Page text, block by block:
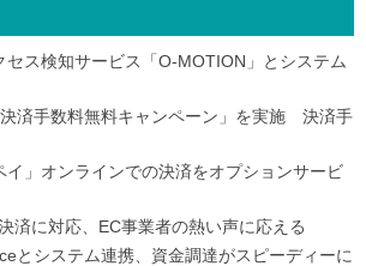
ス検知サービス「O-MOTION」とシステム
済手数料無料キャンペーン」を実施 決済手
イ」オンラインでの決済をオプションサービ
済に対応、EC事業者の熱い声に応える
とシステム連携、資金調達がスピーディーに